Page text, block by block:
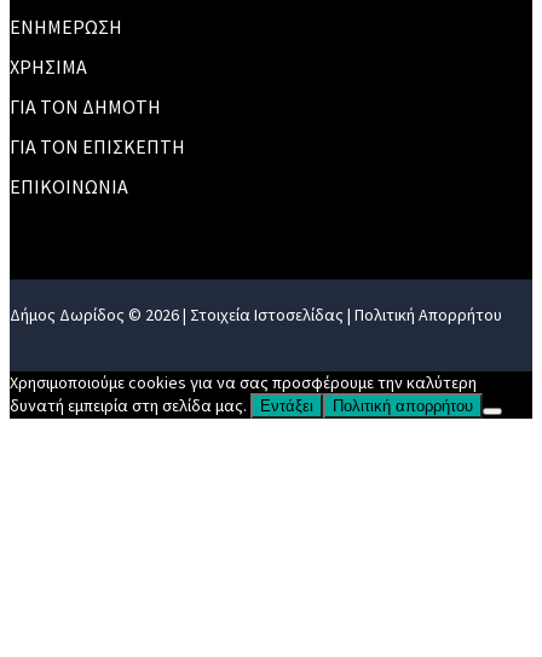
ΕΝΗΜΕΡΩΣΗ
ΧΡΗΣΙΜΑ
ΓΙΑ ΤΟΝ ΔΗΜΟΤΗ
ΓΙΑ ΤΟΝ ΕΠΙΣΚΕΠΤΗ
ΕΠΙΚΟΙΝΩΝΙΑ
Δήμος Δωρίδος © 2026 | Στοιχεία Ιστοσελίδας | Πολιτική Απορρήτου
Χρησιμοποιούμε cookies για να σας προσφέρουμε την καλύτερη
δυνατή εμπειρία στη σελίδα μας.
Εντάξει Πολιτική απορρήτου